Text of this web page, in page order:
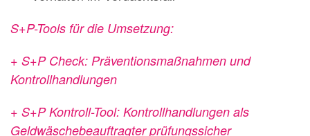
S+P-Tools für die Umsetzung:
+ S+P Check: Präventionsmaßnahmen und
Kontrollhandlungen
+ S+P Kontroll-Tool: Kontrollhandlungen als
Geldwäschebeauftragter prüfungssicher